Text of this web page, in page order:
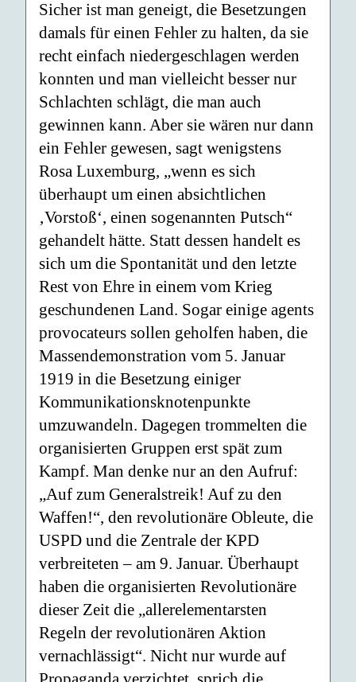
Sicher ist man geneigt, die Besetzungen
damals für einen Fehler zu halten, da sie
recht einfach niedergeschlagen werden
konnten und man vielleicht besser nur
Schlachten schlägt, die man auch
gewinnen kann. Aber sie wären nur dann
ein Fehler gewesen, sagt wenigstens
Rosa Luxemburg, „wenn es sich
überhaupt um einen absichtlichen
‚Vorstoß‘, einen sogenannten Putsch“
gehandelt hätte. Statt dessen handelt es
sich um die Spontanität und den letzte
Rest von Ehre in einem vom Krieg
geschundenen Land. Sogar einige agents
provocateurs sollen geholfen haben, die
Massendemonstration vom 5. Januar
1919 in die Besetzung einiger
Kommunikationsknotenpunkte
umzuwandeln. Dagegen trommelten die
organisierten Gruppen erst spät zum
Kampf. Man denke nur an den Aufruf:
„Auf zum Generalstreik! Auf zu den
Waffen!“, den revolutionäre Obleute, die
USPD und die Zentrale der KPD
verbreiteten – am 9. Januar. Überhaupt
haben die organisierten Revolutionäre
dieser Zeit die „allerelementarsten
Regeln der revolutionären Aktion
vernachlässigt“. Nicht nur wurde auf